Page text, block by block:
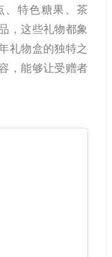
、特色糖果、茶
，这些礼物都象
礼物盒的独特之
，能够让受赠者